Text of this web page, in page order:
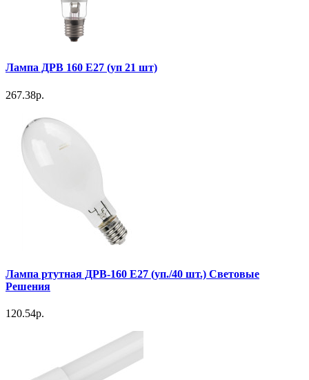
Лампа ДРВ 160 Е27 (уп 21 шт)
267.38р.
Лампа ртутная ДРВ-160 Е27 (уп./40 шт.) Световые
Решения
120.54р.